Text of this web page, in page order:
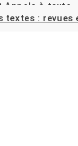
Appels à texte.
textes : revues